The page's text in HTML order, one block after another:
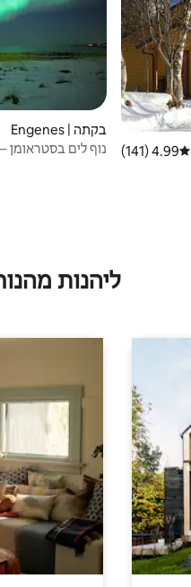
דירוג ממוצע של 4.99 מתוך 5, 141 ביקורות
4.99 (141)
בקתה | Engenes
נוף לים
ליהנות